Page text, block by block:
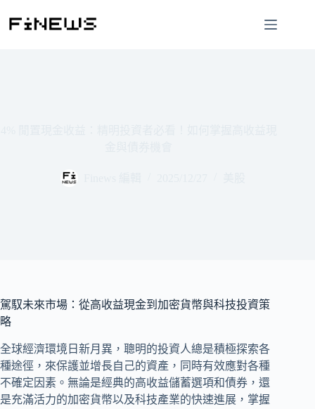
駕馭未來市場：從高收益現金到加密貨幣與科技投資策
略
全球經濟環境日新月異，聰明的投資人總是積極探索各
種途徑，來保護並增長自己的資產，同時有效應對各種
不確定因素。無論是經典的高收益儲蓄選項和債券，還
是充滿活力的加密貨幣以及科技產業的快速進展，掌握